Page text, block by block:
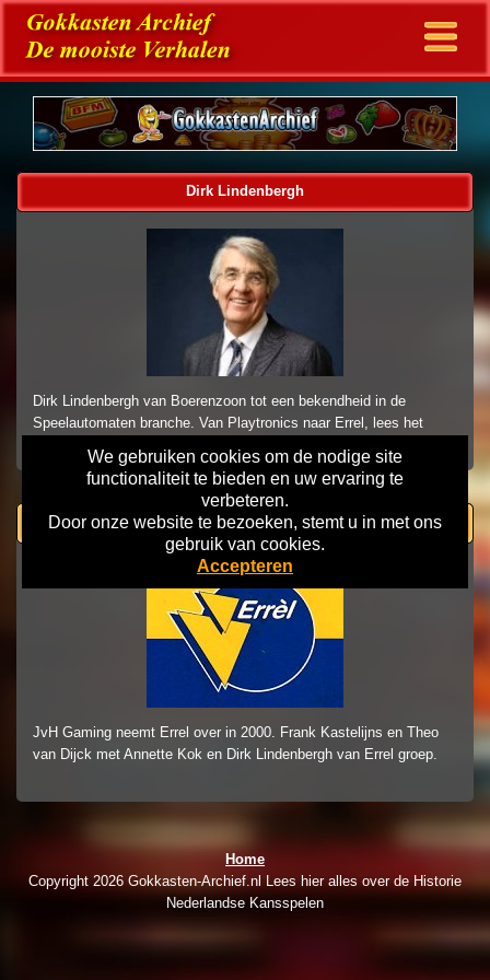
We gebruiken cookies om de nodige site
functionaliteit te bieden en uw ervaring te
verbeteren.
Door onze website te bezoeken, stemt u in met ons
gebruik van cookies.
Accepteren
Dirk Lindenbergh
Dirk Lindenbergh van Boerenzoon tot een bekendheid in de
Speelautomaten branche. Van Playtronics naar Errel, lees het
Errel overname JvH
JvH Gaming neemt Errel over in 2000. Frank Kastelijns en Theo
van Dijck met Annette Kok en Dirk Lindenbergh van Errel groep.
Home
Copyright 2026 Gokkasten-Archief.nl Lees hier alles over de Historie
Nederlandse Kansspelen